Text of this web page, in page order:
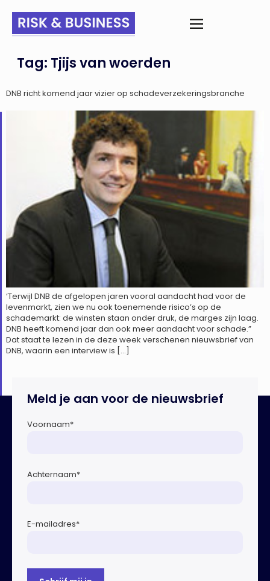
Tag: Tjijs van woerden
DNB richt komend jaar vizier op schadeverzekeringsbranche
‘Terwijl DNB de afgelopen jaren vooral aandacht had voor de
levenmarkt, zien we nu ook toenemende risico’s op de
schademarkt: de winsten staan onder druk, de marges zijn laag.
DNB heeft komend jaar dan ook meer aandacht voor schade.”
Dat staat te lezen in de deze week verschenen nieuwsbrief van
DNB, waarin een interview is […]
Meld je aan voor de nieuwsbrief
Voornaam*
Achternaam*
E-mailadres*